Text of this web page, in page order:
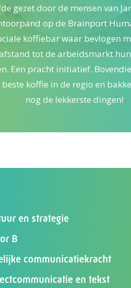
gezet door de mensen van
op de Brainport
koffiebar waar bevlogen
tot de arbeidsmarkt
Een pracht initiatief.
beste koffie in de regio en
nog de lekkerste dingen!
en strategie
B
communicatiekracht
en tekst